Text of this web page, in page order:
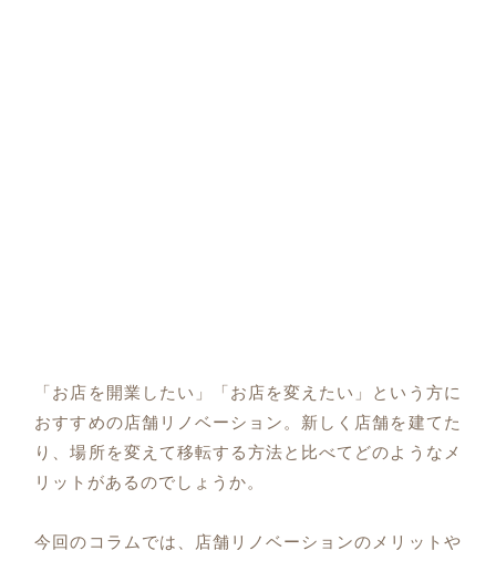
「お店を開業したい」「お店を変えたい」という方に
おすすめの店舗リノベーション。新しく店舗を建てた
り、場所を変えて移転する方法と比べてどのようなメ
リットがあるのでしょうか。
今回のコラムでは、店舗リノベーションのメリットや